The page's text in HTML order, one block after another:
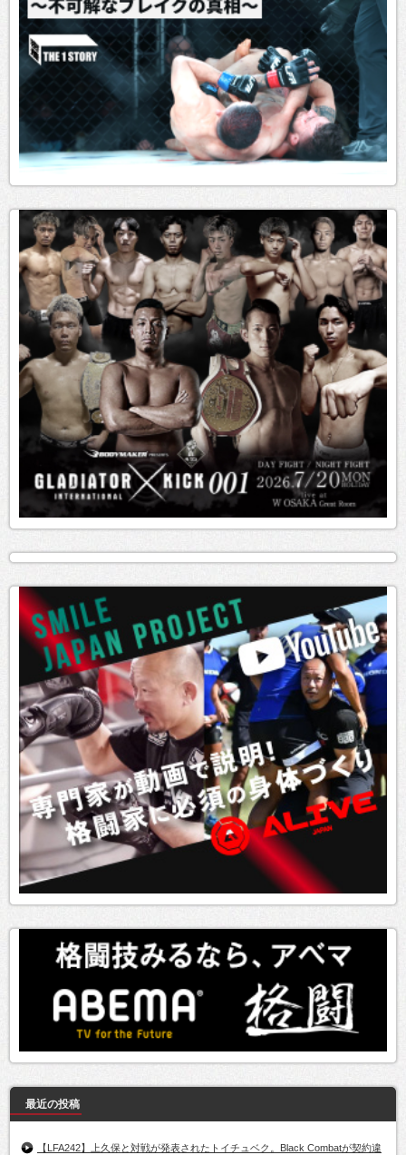
最近の投稿
【LFA242】上久保と対戦が発表されたトイチュベク。Black Combatが契約違